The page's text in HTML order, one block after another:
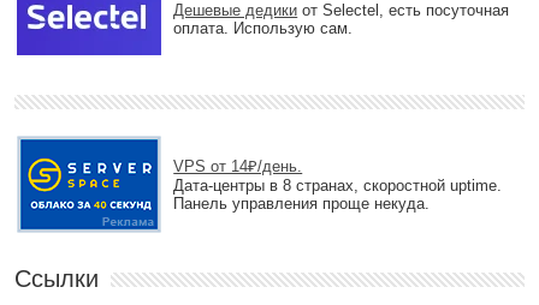
Дешевые дедики от Selectel, есть посуточная
оплата. Использую сам.
VPS от 14₽/день.
Дата-центры в 8 странах, скоростной uptime.
Панель управления проще некуда.
Ссылки